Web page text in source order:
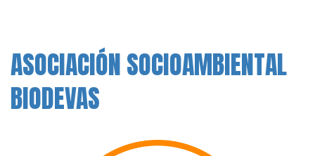
ASOCIACIÓN SOCIOAMBIENTAL
BIODEVAS